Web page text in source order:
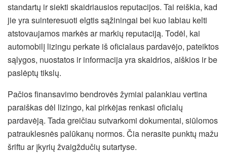
standartų ir siekti skaidriausios reputacijos. Tai reiškia, kad
jie yra suinteresuoti elgtis sąžiningai bei kuo labiau kelti
atstovaujamos markės ar markių reputaciją. Todėl, kai
automobilį lizingu perkate iš oficialaus pardavėjo, pateiktos
sąlygos, nuostatos ir informacija yra skaidrios, aiškios ir be
paslėptų tikslų.
Pačios finansavimo bendrovės žymiai palankiau vertina
paraiškas dėl lizingo, kai pirkėjas renkasi oficialų
pardavėją. Tada greičiau sutvarkomi dokumentai, siūlomos
patrauklesnės palūkanų normos. Čia nerasite punktų mažu
šriftu ar įkyrių žvaigždučių sutartyse.